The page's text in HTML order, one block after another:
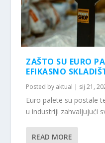
ZAŠTO SU EURO
EFIKASNO
Posted by aktual | sij 21,
Euro palete su postale
u industriji zahvaljujući
READ MORE